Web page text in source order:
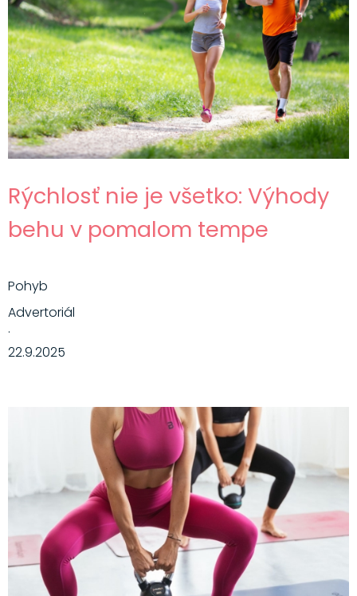
Rýchlosť nie je všetko: Výhody
behu v pomalom tempe
Pohyb
Advertoriál
·
22.9.2025